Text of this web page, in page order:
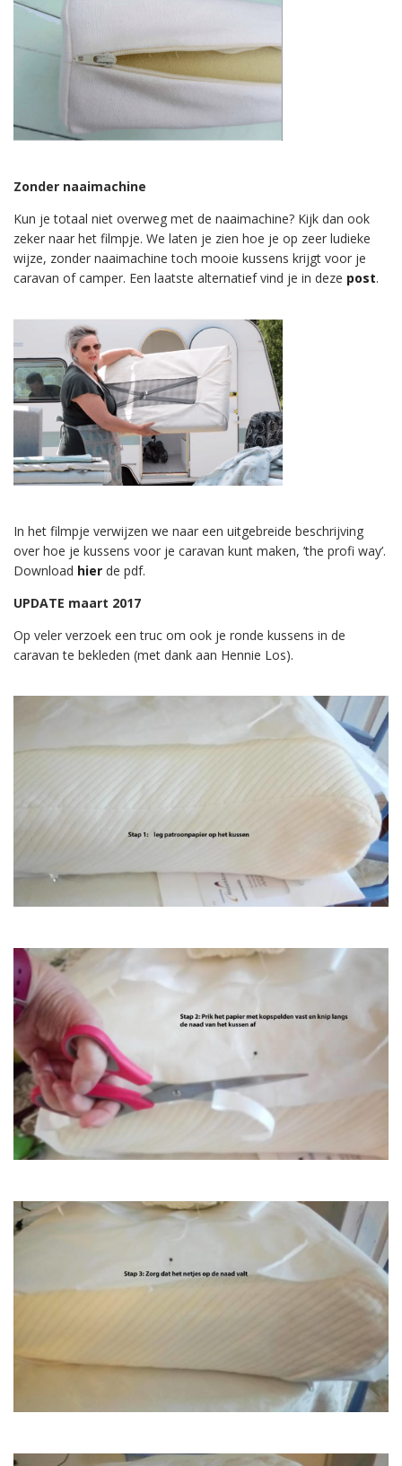
Zonder naaimachine
Kun je totaal niet overweg met de naaimachine? Kijk dan ook
zeker naar het filmpje. We laten je zien hoe je op zeer ludieke
wijze, zonder naaimachine toch mooie kussens krijgt voor je
caravan of camper. Een laatste alternatief vind je in deze post.
In het filmpje verwijzen we naar een uitgebreide beschrijving
over hoe je kussens voor je caravan kunt maken, ’the profi way’.
Download hier de pdf.
UPDATE maart 2017
Op veler verzoek een truc om ook je ronde kussens in de
caravan te bekleden (met dank aan Hennie Los).